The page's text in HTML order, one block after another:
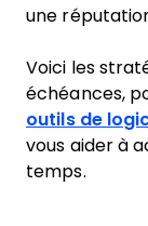
une
Voici les
échéances,
outils de
vous aider à
temps.